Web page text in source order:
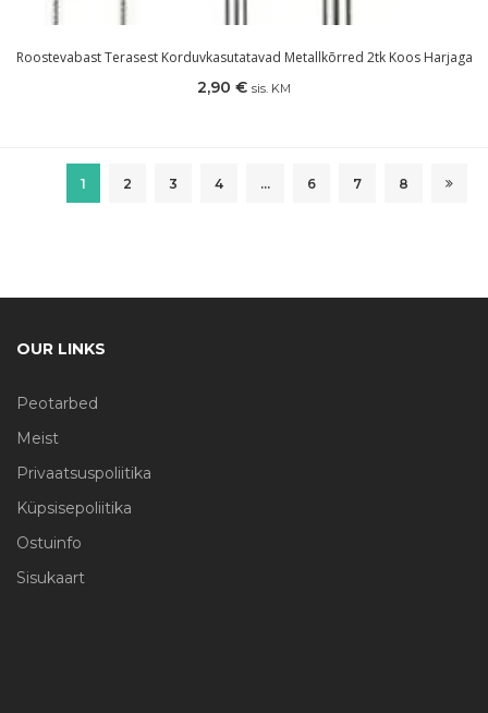
Roostevabast Terasest Korduvkasutatavad Metallkõrred 2tk Koos Harjaga
2,90 € sis. KM
1 2 3 4 … 6 7 8
OUR LINKS
Peotarbed
Meist
Privaatsuspoliitika
Küpsisepoliitika
Ostuinfo
Sisukaart